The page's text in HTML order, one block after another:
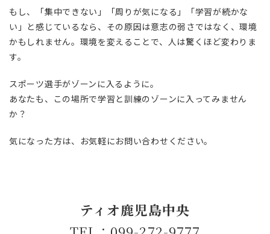
もし、「集中できない」「周りが気になる」「学習が続かな
い」と感じているなら、その原因は意志の弱さではなく、環境
かもしれません。環境を変えることで、人は驚くほど変わりま
す。
スポーツ選手がゾーンに入るように。
あなたも、この場所で学習と訓練のゾーンに入ってみません
か？
気になった方は、お気軽にお問い合わせください。
ティオ鹿児島中央